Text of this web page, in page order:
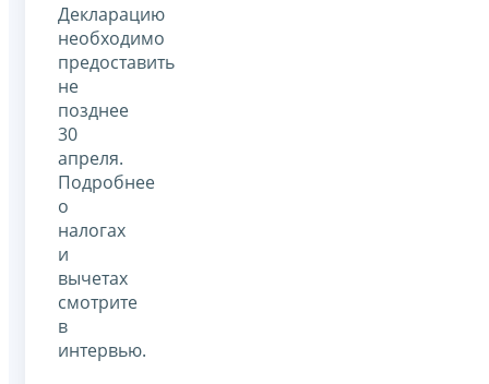
Декларацию
необходимо
предоставить
не
позднее
30
апреля.
Подробнее
о
налогах
и
вычетах
смотрите
в
интервью.